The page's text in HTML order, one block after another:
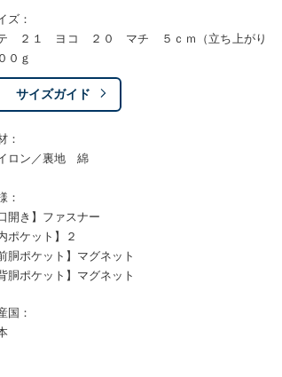
ズ：
２１ ヨコ ２０ マチ ５ｃｍ（立ち上がり
０ｇ
サイズガイド
：
ロン／裏地 綿
：
開き】ファスナー
ポケット】２
前胴ポケット】マグネット
背胴ポケット】マグネット
国：